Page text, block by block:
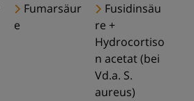
Fumarsäur
e
Fusidinsäu
re +
Hydrocortiso
n acetat (bei
Vd.a. S.
aureus)